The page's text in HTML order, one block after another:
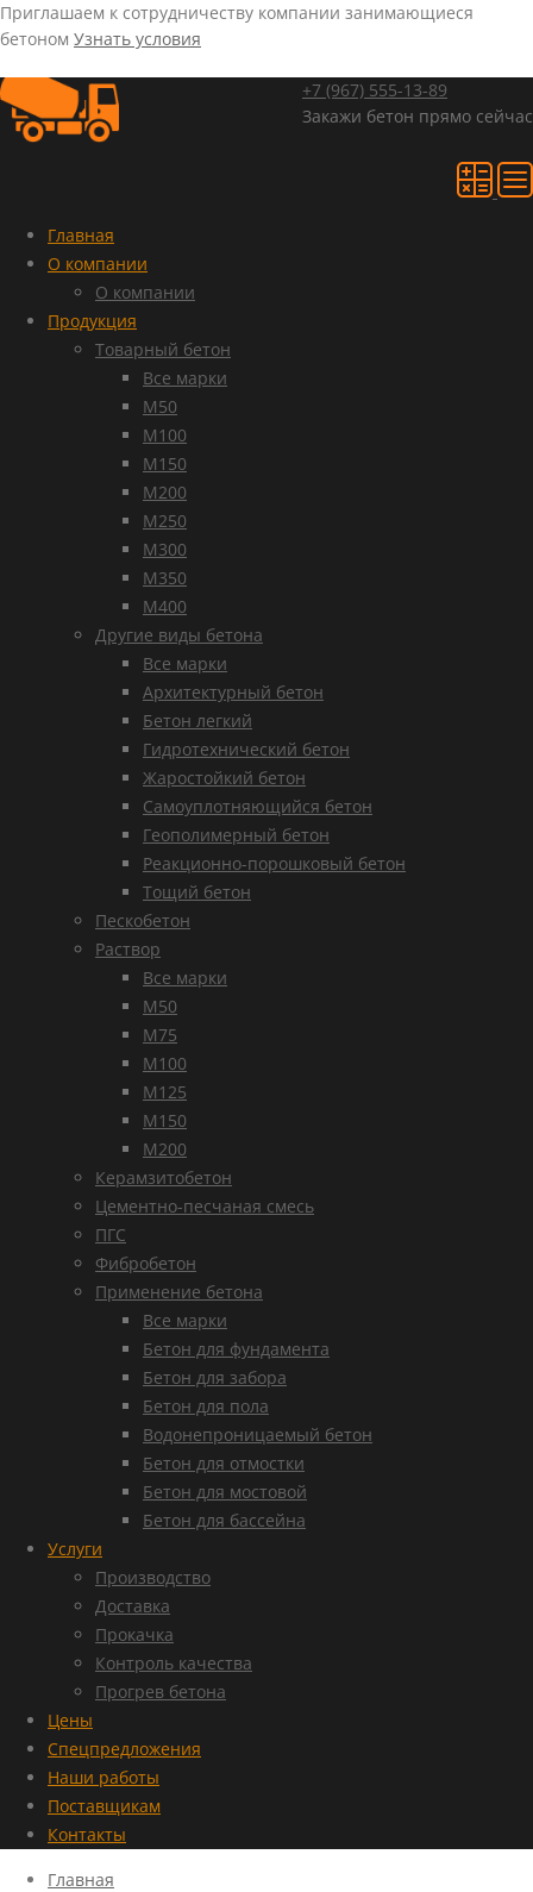
Приглашаем к сотрудничеству компании занимающиеся
бетоном Узнать условия
+7 (967) 555-13-89
Закажи бетон прямо сейчас
Главная
О компании
О компании
Продукция
Товарный бетон
Все марки
М50
М100
М150
М200
М250
М300
М350
М400
Другие виды бетона
Все марки
Архитектурный бетон
Бетон легкий
Гидротехнический бетон
Жаростойкий бетон
Самоуплотняющийся бетон
Геополимерный бетон
Реакционно-порошковый бетон
Тощий бетон
Пескобетон
Раствор
Все марки
М50
М75
М100
М125
М150
М200
Керамзитобетон
Цементно-песчаная смесь
ПГС
Фибробетон
Применение бетона
Все марки
Бетон для фундамента
Бетон для забора
Бетон для пола
Водонепроницаемый бетон
Бетон для отмостки
Бетон для мостовой
Бетон для бассейна
Услуги
Производство
Доставка
Прокачка
Контроль качества
Прогрев бетона
Цены
Спецпредложения
Наши работы
Поставщикам
Контакты
Главная